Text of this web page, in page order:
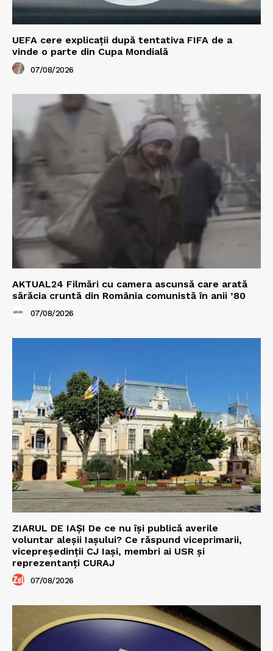
UEFA cere explicații după tentativa FIFA de a
vinde o parte din Cupa Mondială
07/08/2026
AKTUAL24 Filmări cu camera ascunsă care arată
sărăcia cruntă din România comunistă în anii ’80
07/08/2026
ZIARUL DE IAȘI De ce nu își publică averile
voluntar aleșii Iașului? Ce răspund viceprimarii,
vicepreședinții CJ Iași, membri ai USR și
reprezentanți CURAJ
07/08/2026